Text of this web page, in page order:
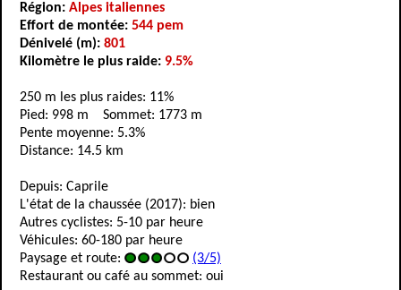
Région: Alpes italiennes
Effort de montée: 544 pem
Dénivelé (m): 801
Kilomètre le plus raide: 9.5%
250 m les plus raides: 11%
Pied: 998 m Sommet: 1773 m
Pente moyenne: 5.3%
Distance: 14.5 km
Depuis: Caprile
L'état de la chaussée (2017): bien
Autres cyclistes: 5-10 par heure
Véhicules: 60-180 par heure
Paysage et route:
(3/5)
Restaurant ou café au sommet: oui